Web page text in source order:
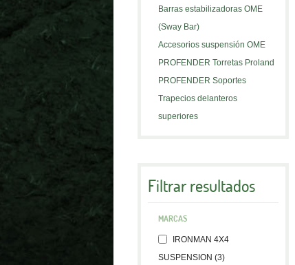
Barras estabilizadoras OME
(Sway Bar)
Accesorios suspensión OME
PROFENDER Torretas Proland
PROFENDER Soportes
Trapecios delanteros
superiores
Filtrar resultados
MARCAS
IRONMAN 4X4
SUSPENSION (3)